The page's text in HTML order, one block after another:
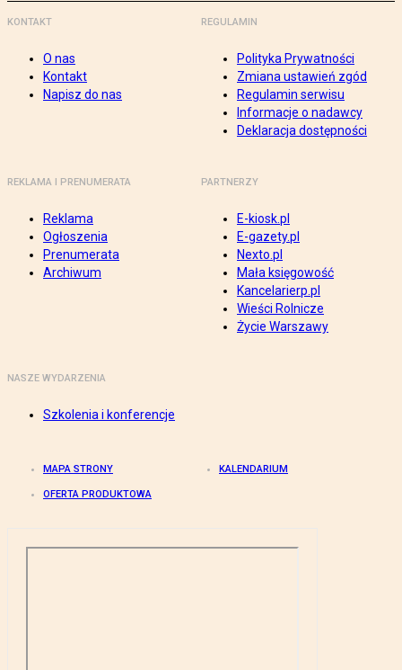
KONTAKT
O nas
Kontakt
Napisz do nas
REGULAMIN
Polityka Prywatności
Zmiana ustawień zgód
Regulamin serwisu
Informacje o nadawcy
Deklaracja dostępności
REKLAMA I PRENUMERATA
Reklama
Ogłoszenia
Prenumerata
Archiwum
PARTNERZY
E-kiosk.pl
E-gazety.pl
Nexto.pl
Mała księgowość
Kancelarierp.pl
Wieści Rolnicze
Życie Warszawy
NASZE WYDARZENIA
Szkolenia i konferencje
MAPA STRONY KALENDARIUM
OFERTA PRODUKTOWA